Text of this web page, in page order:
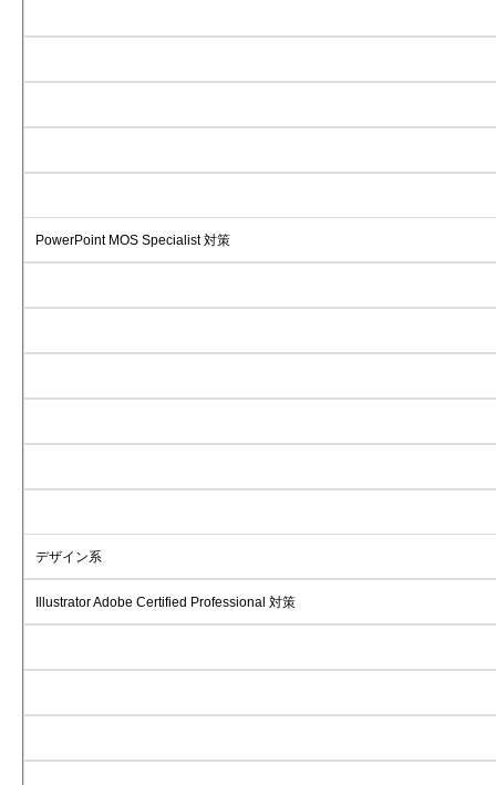
PowerPoint MOS Specialist 対策
デザイン系
Illustrator Adobe Certified Professional 対策